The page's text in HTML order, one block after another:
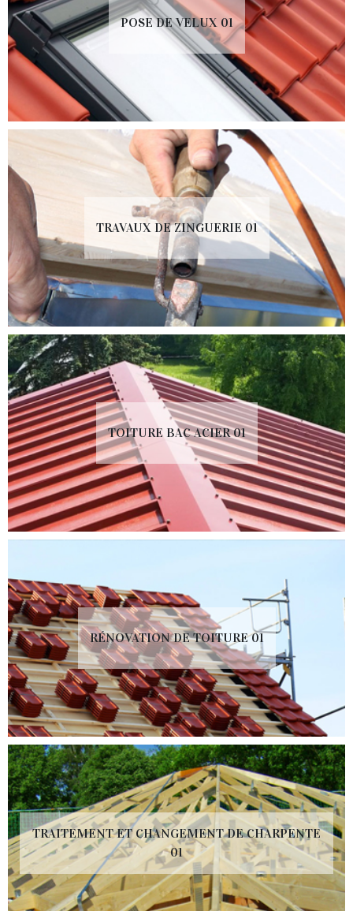
POSE DE VELUX 01
TRAVAUX DE ZINGUERIE 01
TOITURE BAC ACIER 01
RÉNOVATION DE TOITURE 01
TRAITEMENT ET CHANGEMENT DE CHARPENTE
01